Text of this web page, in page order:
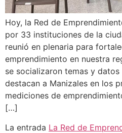
Hoy, la Red de
por 33 instituciones de la
reunió en plenaria para
emprendimiento en nuestra
se socializaron temas y
destacan a Manizales en los
mediciones de
[…]
La entrada La Red de